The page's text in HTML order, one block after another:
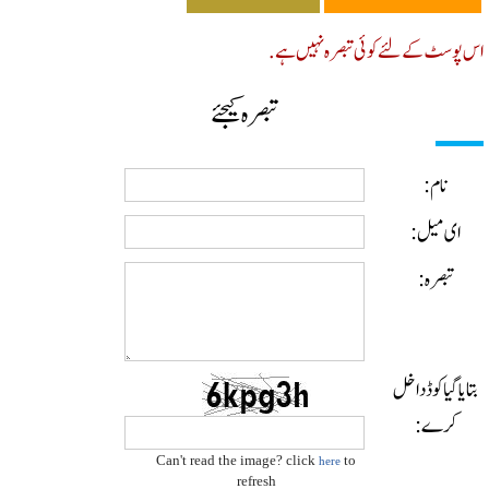
کے لئے کوئی تبصرہ نہیں ہے.
تبصرہ کیجئے
نام:
ای میل:
تبصرہ:
گیا کوڈ داخل
کرے:
Can't read the image? clickhere
refresh